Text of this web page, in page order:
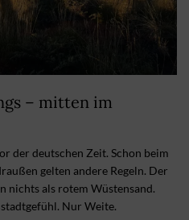
– mitten im
der deutschen Zeit. Schon beim
gelten andere Regeln. Der
nichts als rotem Wüstensand.
Nur Weite.